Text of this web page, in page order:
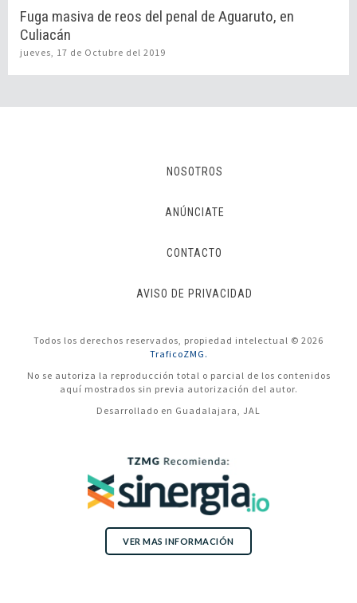
Fuga masiva de reos del penal de Aguaruto, en
Culiacán
jueves, 17 de Octubre del 2019
NOSOTROS
ANÚNCIATE
CONTACTO
AVISO DE PRIVACIDAD
Todos los derechos reservados, propiedad intelectual © 2026
TraficoZMG.
No se autoriza la reproducción total o parcial de los contenidos
aquí mostrados sin previa autorización del autor.
Desarrollado en Guadalajara, JAL
VER MAS INFORMACIÓN